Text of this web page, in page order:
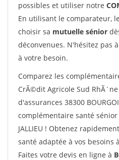
possibles et utiliser notre
En utilisant le comparateur,
choisir sa mutuelle sénior
déconvenues. N'hésitez pas
à votre besoin.
Comparez les
CrÃ©dit Agricole Sud
d'assurances 38300
complémentaire santé sénior
JALLIEU ! Obtenez
santé adaptée à vos besoins à
Faites votre devis en ligne à